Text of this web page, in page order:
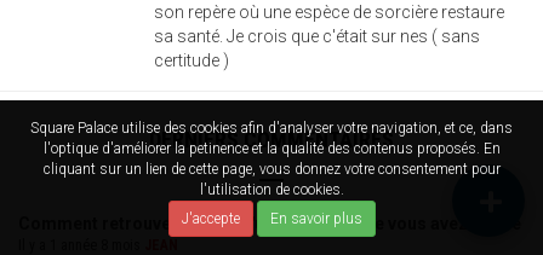
Square Palace utilise des cookies afin d'analyser votre navigation, et ce, dans
l'optique d'améliorer la petinence et la qualité des contenus proposés. En
cliquant sur un lien de cette page, vous donnez votre consentement pour
l'utilisation de cookies.
J'accepte
En savoir plus
son repère où une espèce de sorcière restaure
sa santé. Je crois que c'était sur nes ( sans
certitude )
DERNIERS COMMENTAIRES
Comment retrouver le nom d'un jeu vidéo que vous avez oublié